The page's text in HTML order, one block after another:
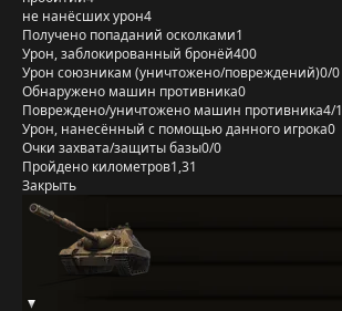
не нанёсших урон4
Получено попаданий осколками1
Урон, заблокированный бронёй400
Урон союзникам (уничтожено/повреждений)0/0
Обнаружено машин противника0
Повреждено/уничтожено машин противника4/1
Урон, нанесённый с помощью данного игрока0
Очки захвата/защиты базы0/0
Пройдено километров1,31
Закрыть